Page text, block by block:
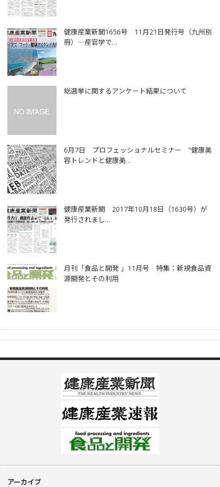
健康産業新聞1656号 11月21日発行号（九州別
冊）―産官学で…
総選挙に関するアンケート結果について
6月7日 プロフェッショナルセミナー ”健康美
容トレンドと健康美…
健康産業新聞 2017年10月18日（1630号）が
発行されまし…
月刊「食品と開発 」11月号 特集：新規食品資
源開発とその利用
アーカイブ